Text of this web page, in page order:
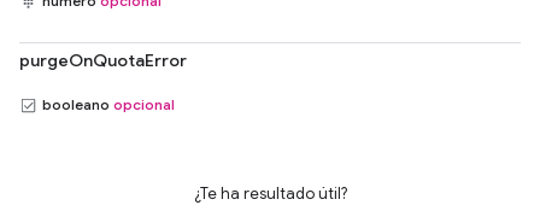
purgeOnQuotaError
booleano opcional
¿Te ha resultado útil?